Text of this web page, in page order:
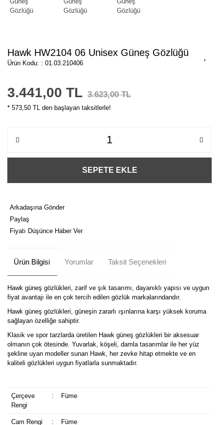
Hawk HW2104 06 Unisex Güneş Gözlüğü
Ürün Kodu: : 01.03.210406
3.441,00 TL 3.623,00 TL
* 573,50 TL den başlayan taksitlerle!
SEPETE EKLE
Arkadaşına Gönder
Paylaş
Fiyatı Düşünce Haber Ver
Ürün Bilgisi Yorumlar Taksit Seçenekleri
Hawk güneş gözlükleri, zarif ve şık tasarımı, dayanıklı yapısı ve uygun
fiyat avantajı ile en çok tercih edilen gözlük markalarındandır.
Hawk güneş gözlükleri, güneşin zararlı ışınlarına karşı yüksek koruma
sağlayan özelliğe sahiptir.
Klasik ve spor tarzlarda üretilen Hawk güneş gözlükleri bir aksesuar
olmanın çok ötesinde. Yuvarlak, köşeli, damla tasarımlar ile her yüz
şekline uyan modeller sunan Hawk, her zevke hitap etmekte ve en
kaliteli gözlükleri uygun fiyatlarla sunmaktadır.
Çerçeve
Rengi
: Füme
Cam Rengi : Füme